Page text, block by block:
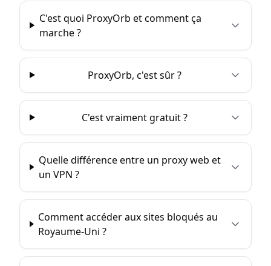
C'est quoi ProxyOrb et comment ça
marche ?
ProxyOrb, c'est sûr ?
C'est vraiment gratuit ?
Quelle différence entre un proxy web et
un VPN ?
Comment accéder aux sites bloqués au
Royaume-Uni ?